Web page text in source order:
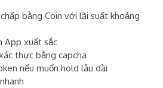
bằng Coin với lãi suất khoảng
App xuất sắc
thực bằng capcha
nếu muốn hold lâu dài